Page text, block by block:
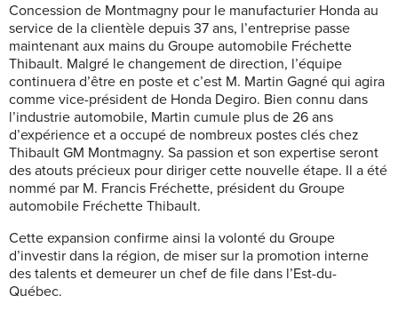
Concession de Montmagny pour le manufacturier Honda au
service de la clientèle depuis 37 ans, l’entreprise passe
maintenant aux mains du Groupe automobile Fréchette
Thibault. Malgré le changement de direction, l’équipe
continuera d’être en poste et c’est M. Martin Gagné qui agira
comme vice-président de Honda Degiro. Bien connu dans
l’industrie automobile, Martin cumule plus de 26 ans
d’expérience et a occupé de nombreux postes clés chez
Thibault GM Montmagny. Sa passion et son expertise seront
des atouts précieux pour diriger cette nouvelle étape. Il a été
nommé par M. Francis Fréchette, président du Groupe
automobile Fréchette Thibault.
Cette expansion confirme ainsi la volonté du Groupe
d’investir dans la région, de miser sur la promotion interne
des talents et demeurer un chef de file dans l’Est-du-
Québec.